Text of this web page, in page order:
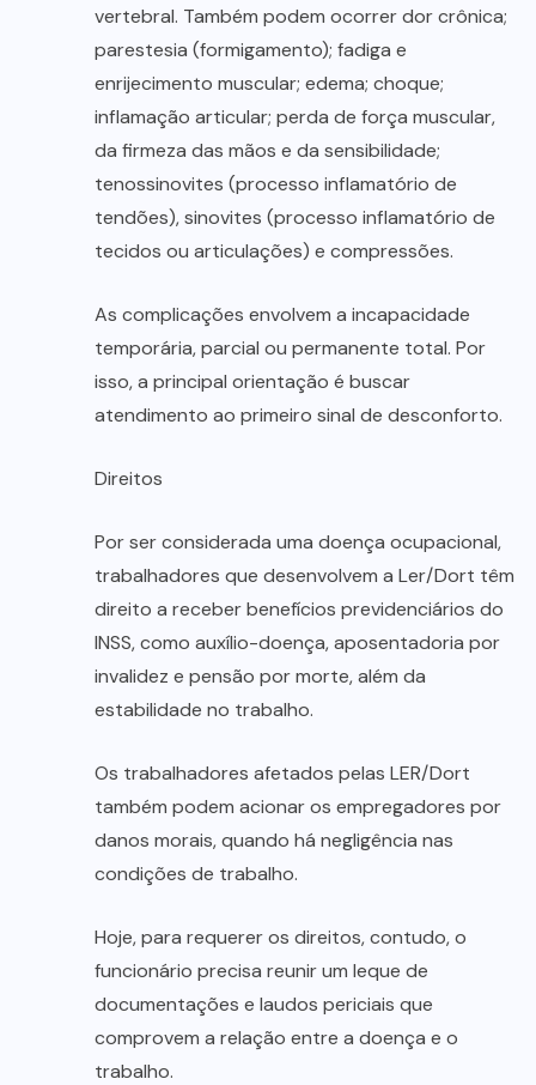
vertebral. Também podem ocorrer dor crônica;
parestesia (formigamento); fadiga e
enrijecimento muscular; edema; choque;
inflamação articular; perda de força muscular,
da firmeza das mãos e da sensibilidade;
tenossinovites (processo inflamatório de
tendões), sinovites (processo inflamatório de
tecidos ou articulações) e compressões.
As complicações envolvem a incapacidade
temporária, parcial ou permanente total. Por
isso, a principal orientação é buscar
atendimento ao primeiro sinal de desconforto.
Direitos
Por ser considerada uma doença ocupacional,
trabalhadores que desenvolvem a Ler/Dort têm
direito a receber benefícios previdenciários do
INSS, como auxílio-doença, aposentadoria por
invalidez e pensão por morte, além da
estabilidade no trabalho.
Os trabalhadores afetados pelas LER/Dort
também podem acionar os empregadores por
danos morais, quando há negligência nas
condições de trabalho.
Hoje, para requerer os direitos, contudo, o
funcionário precisa reunir um leque de
documentações e laudos periciais que
comprovem a relação entre a doença e o
trabalho.